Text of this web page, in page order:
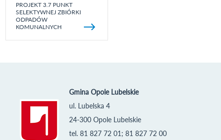
PROJEKT 3.7 PUNKT
SELEKTYWNEJ ZBIÓRKI
ODPADÓW
KOMUNALNYCH
Gmina Opole Lubelskie
ul. Lubelska 4
24-300 Opole Lubelskie
tel. 81 827 72 01; 81 827 72 00